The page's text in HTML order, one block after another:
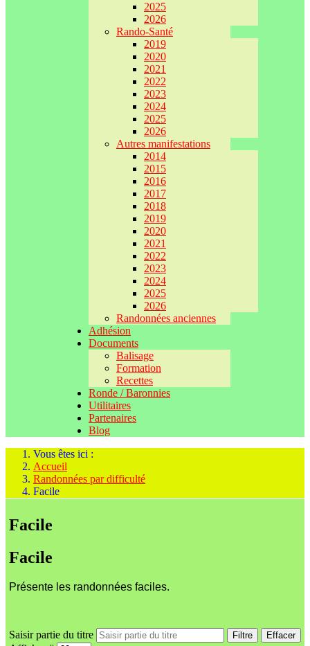
2025
2026
Rando-Santé
2019
2020
2021
2022
2023
2024
2025
2026
Autres manifestations
2014
2015
2016
2017
2018
2019
2020
2021
2022
2023
2024
2025
2026
Randonnées anciennes
Adhésion
Documents
Balisage
Formation
Recettes
Ronde / Baronnies
Utilitaires
Partenaires
Blog
Vous êtes ici :
Accueil
Randonnées par difficulté
Facile
Facile
Facile
Présente les randonnées faciles.
Saisir partie du titre Filtre Effacer